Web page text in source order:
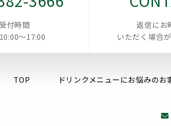
受付時間
～17:00
返信にお
いただく場合
TOP ドリンクメニューにお悩みのお